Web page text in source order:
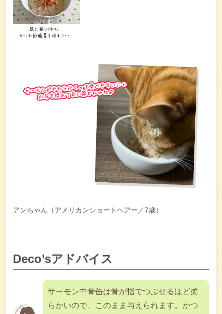
アンちゃん（アメリカンショートヘアー／7歳）
Deco’sアドバイス
サーモン中骨缶は骨が指でつぶせるほど柔
らかいので、このまま与えられます。かつ